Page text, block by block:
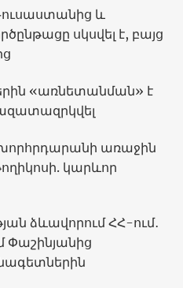
և
սկսվել է, բայց
«առնետանման» է
առաջին
կարևոր
ձևավորում ՀՀ-ում․